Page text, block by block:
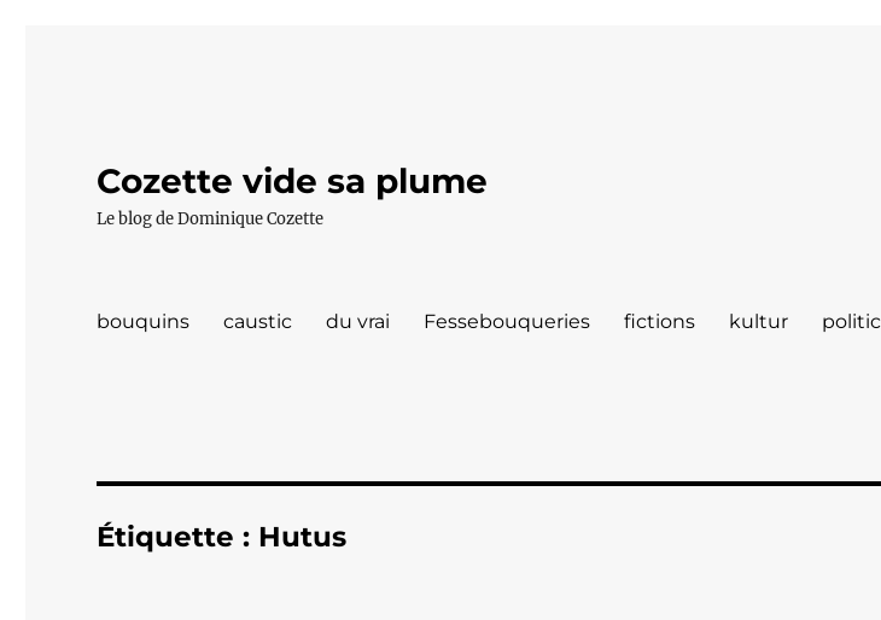
Cozette vide sa plume
Le blog de Dominique Cozette
bouquins caustic du vrai Fessebouqueries fictions kultur politic
Étiquette : Hutus